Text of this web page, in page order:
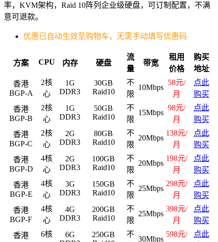
率，KVM架构，Raid 10阵列企业级硬盘，可订制配置，不满
意可退款。
优惠已自动生效至购物车，无需手动填写优惠码
方案 CPU 内存 硬盘
流
量
带宽
租用
价格
购买
地址
香港
BGP-A
2核
心
1G
DDR3
30GB
Raid10
不
限
10Mbps
58元/
月
点此
购买
香港
BGP-B
2核
心
1G
DDR3
50GB
Raid10
不
限
15Mbps
98元/
月
点此
购买
香港
BGP-C
2核
心
2G
DDR3
80GB
Raid10
不
限
20Mbps
138元/
月
点此
购买
香港
BGP-D
4核
心
2G
DDR3
100GB
Raid10
不
限
20Mbps
198元/
月
点此
购买
香港
BGP-E
4核
心
3G
DDR3
150GB
Raid10
不
限
25Mbps
298元/
月
点此
购买
香港
BGP-F
4核
心
4G
DDR3
200GB
Raid10
不
限
25Mbps
398元/
月
点此
购买
香港
6核
6G
250GB
不
30Mbps
598元/
点此